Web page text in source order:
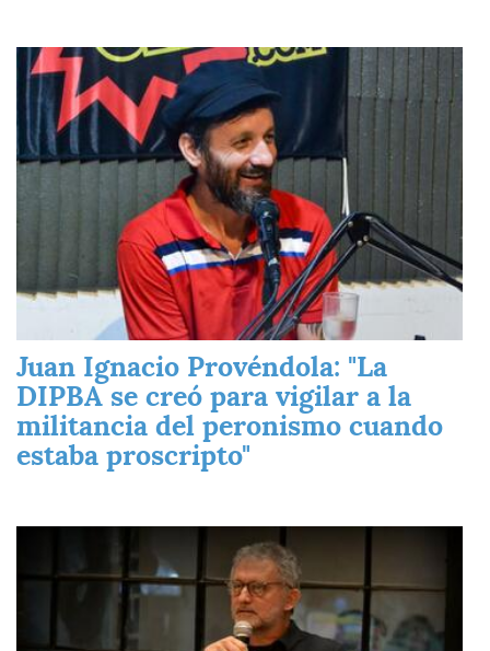
Imagen
Juan Ignacio Provéndola: "La
DIPBA se creó para vigilar a la
militancia del peronismo cuando
estaba proscripto"